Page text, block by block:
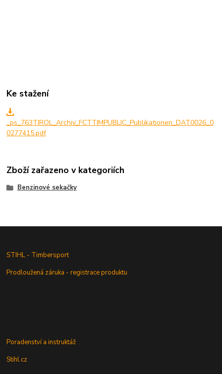
Ke stažení
_ps_763TIROL_Archiv_FCTTIMPUBLIC_Publikationen_DAT0026_0
0277415.pdf
Zboží zařazeno v kategoriích
Benzinové sekačky
STIHL - Timbersport
Prodloužená záruka - registrace produktu
Poradenství a instruktáž
Stihl.cz